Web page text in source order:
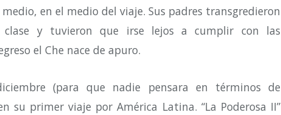
medio, en el medio del viaje. Sus padres transgredieron
clase y tuvieron que irse lejos a cumplir con las
el Che nace de apuro.
(para que nadie pensara en términos de
su primer viaje por América Latina. “La Poderosa II”